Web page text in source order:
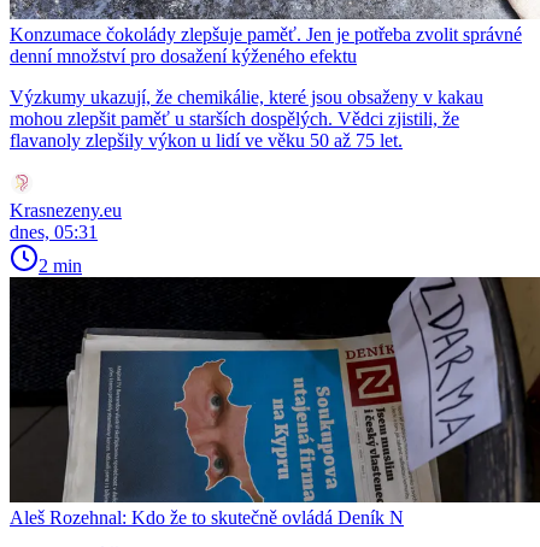
Konzumace čokolády zlepšuje paměť. Jen je potřeba zvolit správné
denní množství pro dosažení kýženého efektu
Výzkumy ukazují, že chemikálie, které jsou obsaženy v kakau
mohou zlepšit paměť u starších dospělých. Vědci zjistili, že
flavanoly zlepšily výkon u lidí ve věku 50 až 75 let.
Krasnezeny.eu
dnes, 05:31
2 min
Aleš Rozehnal: Kdo že to skutečně ovládá Deník N